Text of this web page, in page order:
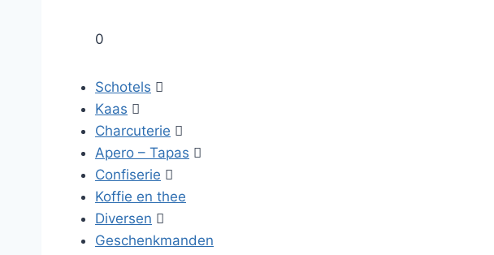
0
Schotels 
Kaas 
Charcuterie 
Apero – Tapas 
Confiserie 
Koffie en thee
Diversen 
Geschenkmanden